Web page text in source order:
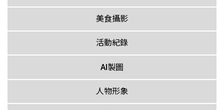
美食攝影
活動紀錄
AI製圖
人物形象